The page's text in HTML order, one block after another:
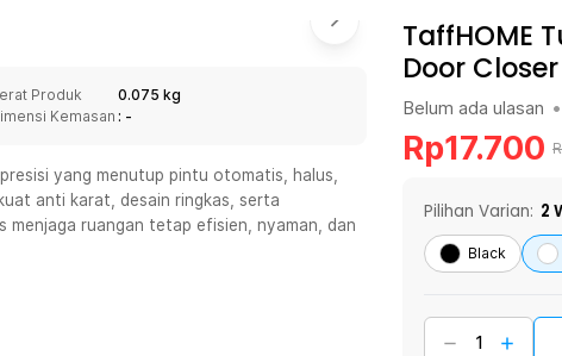
(08:00 - 20:00), Sabtu - Minggu/ Libur Nasional (08:00 - 17:00) Selengkapnya
(09:00-20:00), Minggu/Libur Nasional (12:00-20:00), Tutup pada Idul Fitri
(09:00-20:00), Minggu/Libur Nasional (12:00-20:00), Tutup pada Idul Fitri
- Jumat (07:00 - 20:00), Sabtu - Minggu (08:00 - 20:00), Tutup pada Idul Fitri
Selengkapnya
Produk
0.075 kg
Kemasan : -
yang menutup pintu otomatis, halus,
anti karat, desain ringkas, serta
ruangan tetap efisien, nyaman, dan
TaffHOME
Door
Belum ada ulasan •
Rp17.700
Pilihan Varian: 2
Black